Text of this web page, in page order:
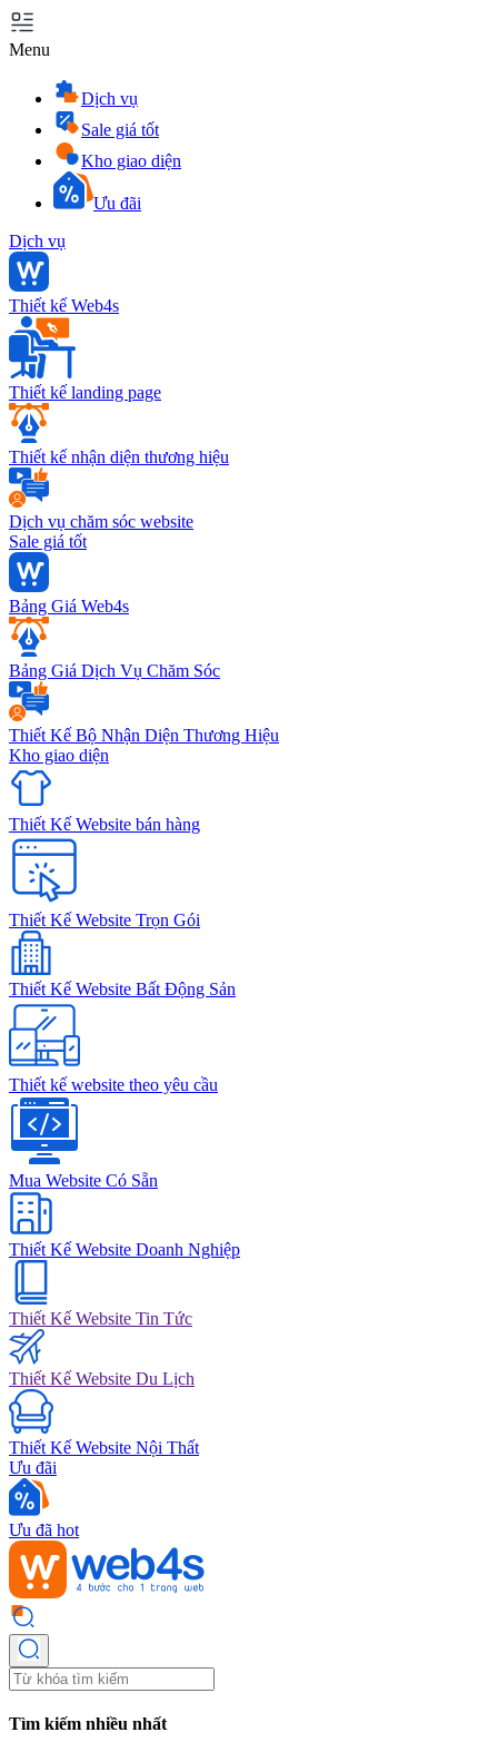
Menu
Dịch vụ
Sale giá tốt
Kho giao diện
Ưu đãi
Dịch vụ
Thiết kế Web4s
Thiết kế landing page
Thiết kế nhận diện thương hiệu
Dịch vụ chăm sóc website
Sale giá tốt
Bảng Giá Web4s
Bảng Giá Dịch Vụ Chăm Sóc
Thiết Kế Bộ Nhận Diện Thương Hiệu
Kho giao diện
Thiết Kế Website bán hàng
Thiết Kế Website Trọn Gói
Thiết Kế Website Bất Động Sản
Thiết kế website theo yêu cầu
Mua Website Có Sẵn
Thiết Kế Website Doanh Nghiệp
Thiết Kế Website Tin Tức
Thiết Kế Website Du Lịch
Thiết Kế Website Nội Thất
Ưu đãi
Ưu đã hot
Tìm kiếm nhiều nhất